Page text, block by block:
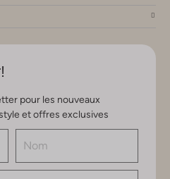
pour les nouveaux
et offres exclusives